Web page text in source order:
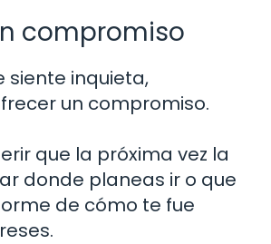
compromiso
siente inquieta,
un compromiso.
que la próxima vez la
donde planeas ir o que
de cómo te fue